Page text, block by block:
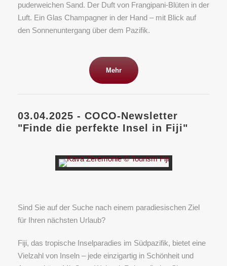
puderweichen Sand. Der Duft von Frangipani-Blüten in der
Luft. Ein Glas Champagner in der Hand – mit Blick auf
den Sonnenuntergang über dem Pazifik.
Mehr
03.04.2025 - COCO-Newsletter
"Finde die perfekte Insel in Fiji"
Sind Sie auf der Suche nach einem paradiesischen Ziel
für Ihren nächsten Urlaub?
Fiji, das tropische Inselparadies im Südpazifik, bietet eine
Vielzahl von Inseln – jede einzigartig in Schönheit und